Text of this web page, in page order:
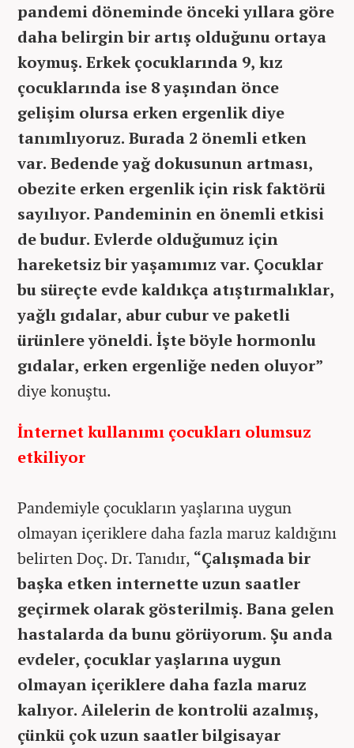
pandemi döneminde önceki yıllara göre
daha belirgin bir artış olduğunu ortaya
koymuş. Erkek çocuklarında 9, kız
çocuklarında ise 8 yaşından önce
gelişim olursa erken ergenlik diye
tanımlıyoruz. Burada 2 önemli etken
var. Bedende yağ dokusunun artması,
obezite erken ergenlik için risk faktörü
sayılıyor. Pandeminin en önemli etkisi
de budur. Evlerde olduğumuz için
hareketsiz bir yaşamımız var. Çocuklar
bu süreçte evde kaldıkça atıştırmalıklar,
yağlı gıdalar, abur cubur ve paketli
ürünlere yöneldi. İşte böyle hormonlu
gıdalar, erken ergenliğe neden oluyor”
diye konuştu.
İnternet kullanımı çocukları olumsuz
etkiliyor
Pandemiyle çocukların yaşlarına uygun
olmayan içeriklere daha fazla maruz kaldığını
belirten Doç. Dr. Tanıdır, “Çalışmada bir
başka etken internette uzun saatler
geçirmek olarak gösterilmiş. Bana gelen
hastalarda da bunu görüyorum. Şu anda
evdeler, çocuklar yaşlarına uygun
olmayan içeriklere daha fazla maruz
kalıyor. Ailelerin de kontrolü azalmış,
çünkü çok uzun saatler bilgisayar